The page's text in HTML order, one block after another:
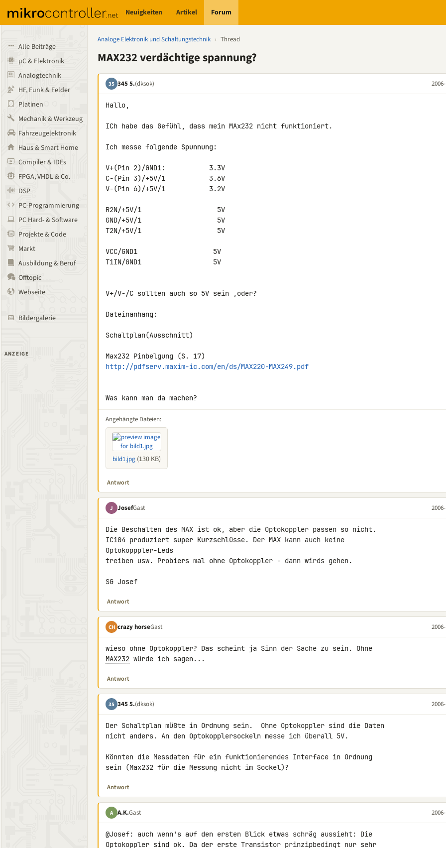
Neuigkeiten Artikel Forum
Alle Beiträge
µC & Elektronik
Analogtechnik
HF, Funk & Felder
Platinen
Mechanik & Werkzeug
Fahrzeugelektronik
Haus & Smart Home
Compiler & IDEs
FPGA, VHDL & Co.
DSP
PC-Programmierung
PC Hard- & Software
Projekte & Code
Markt
Ausbildung & Beruf
Offtopic
Webseite
Bildergalerie
ANZEIGE
Analoge Elektronik und Schaltungstechnik › Thread
MAX232 verdächtige spannung?
35 345 5.(dksok)
Hallo,
ICh habe das Gefühl, dass mein MAx232 nicht funktioniert.
Ich messe folgende Spunnung:
V+(Pin 2)/GND1:           3.3V
C-(Pin 3)/+5V/1           3.6V
V-(Pin 6)/+5V/1           3.2V
R2N/+5V/1                   5V
GND/+5V/1                   5V
T2N/+5V/1                   5V
VCC/GND1                   5V
T1IN/GND1                  5V
V+/V-/C sollten auch so 5V sein ,oder?
Dateinanhang:
Schaltplan(Ausschnitt)
http://pdfserv.maxim-ic.com/en/ds/MAX220-MAX249.pdf
Was kann man da machen?
Angehängte Dateien:
bild1.jpg (130 KB)
Antwort
J JosefGast
Die Beschalten des MAX ist ok, aber die Optokoppler passen so nicht.
IC104 produziert super Kurzschlüsse. Der MAX kann auch keine
Optokopppler-Leds
treiben usw. Probiers mal ohne Optokoppler - dann wirds gehen.
SG Josef
Antwort
CH crazy horseGast
MAX232 würde ich sagen...
Antwort
35 345 5.(dksok)
Der Schaltplan müßte in Ordnung sein.  Ohne Optokoppler sind die Daten
nicht anders. An den Optokopplersockeln messe ich überall 5V.
Könnten die Messdaten für ein funktionierendes Interface in Ordnung
sein (Max232 für die Messung nicht im Sockel)?
Antwort
A A.K.Gast
@Josef: auch wenn's auf den ersten Blick etwas schräg aussieht: Die
Optokoppler sind ok. Da der erste Transistor prinzipbedingt nur sehr